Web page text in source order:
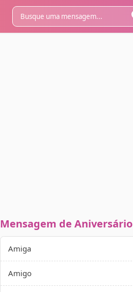
Mensagem de Aniversário
Amiga
Amigo